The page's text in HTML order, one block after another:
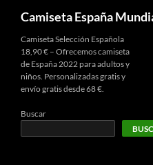
Camiseta España
Camiseta Selección Española
18,90 € – Ofrecemos camiseta
de España 2022 para adultos y
niños. Personalizadas gratis y
envío gratis desde 68 €.
Buscar